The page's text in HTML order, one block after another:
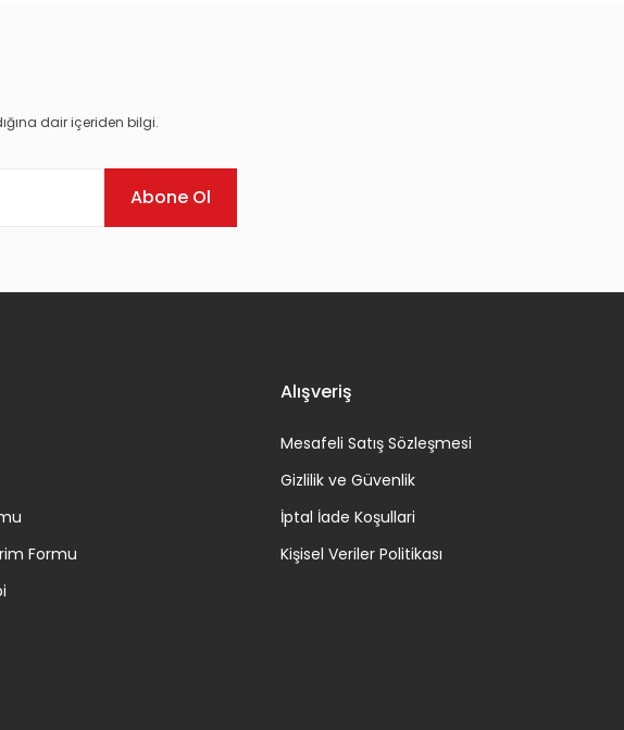
dair içeriden bilgi.
Abone Ol
Formu
Alışveriş
Mesafeli Satış Sözleşmesi
Gizlilik ve Güvenlik
İptal İade Koşullari
Kişisel Veriler Politikası